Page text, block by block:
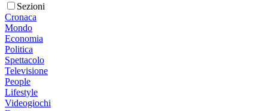
Sezioni
Cronaca
Mondo
Economia
Politica
Spettacolo
Televisione
People
Lifestyle
Videogiochi